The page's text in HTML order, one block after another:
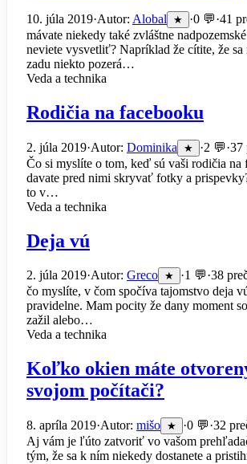
10. júla 2019·Autor: Alobal ★ ·0 💬·41
mávate niekedy také zvláštne
neviete vysvetliť? Napríklad že cítite, že sa
zadu niekto pozerá…
Veda a technika
Rodičia na facebooku
2. júla 2019·Autor: Dominika ★ ·2 💬·37
Čo si myslíte o tom, keď sú vaši rodičia na
davate pred nimi skryvať fotky a
to v…
Veda a technika
Deja vú
2. júla 2019·Autor: Greco ★ ·1 💬·38
čo myslíte, v čom spočíva tajomstvo deja
pravidelne. Mam pocity že dany moment
zažil alebo…
Veda a technika
Koľko okien máte
svojom počítači?
8. apríla 2019·Autor: mišo ★ ·0 💬·32
Aj vám je ľúto zatvoriť vo vašom
tým, že sa k ním niekedy dostanete a